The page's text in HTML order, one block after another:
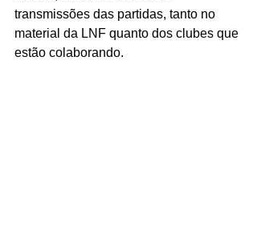
transmissões das partidas, tanto no
material da LNF quanto dos clubes que
estão colaborando.